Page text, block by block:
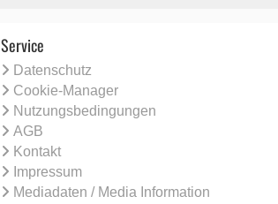
Service
Datenschutz
Cookie-Manager
Nutzungsbedingungen
AGB
Kontakt
Impressum
Mediadaten / Media Information